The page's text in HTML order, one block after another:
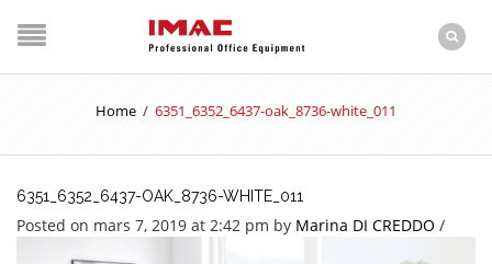
Home / 6351_6352_6437-oak_8736-white_011
6351_6352_6437-OAK_8736-WHITE_011
Posted on mars 7, 2019 at 2:42 pm by Marina DI CREDDO /